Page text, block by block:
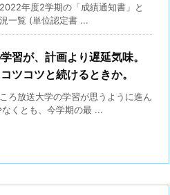
年度2学期の「成績通知書」と
一覧 (単位認定書 ...
習が、計画より遅延気味。
ツコツと続けるときか。
ろ放送大学の学習が思うように進ん
くとも、今学期の最 ...